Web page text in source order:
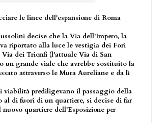
le linee dell'espansione di Roma
decise che la Via dell'Impero, la
riportato alla luce le vestigia dei Fori
dei Trionfi (l'attuale Via di San
un grande viale che avrebbe sostituito la
attraverso le Mura Aureliane e da lì
prediligevano il passaggio della
al di fuori di un quartiere, si decise di far
quartiere dell'Esposizione per